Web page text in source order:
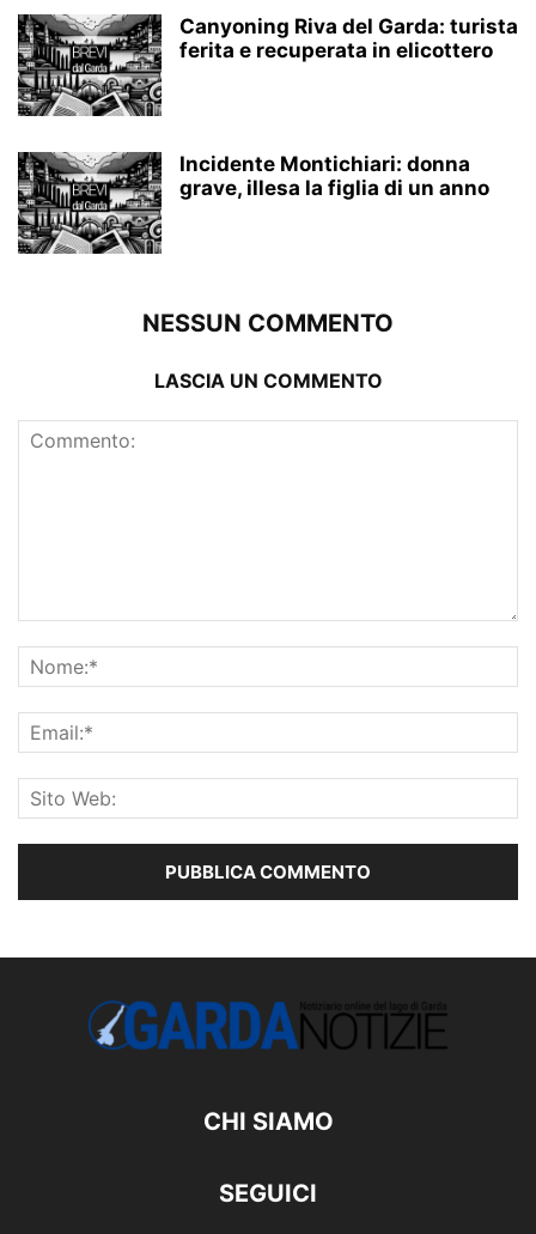
Canyoning Riva del Garda: turista
ferita e recuperata in elicottero
Incidente Montichiari: donna
grave, illesa la figlia di un anno
NESSUN COMMENTO
LASCIA UN COMMENTO
CHI SIAMO
SEGUICI